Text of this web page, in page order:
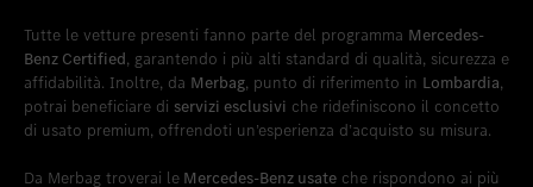
Tutte le vetture presenti fanno parte del programma Mercedes-
Benz Certified, garantendo i più alti standard di qualità, sicurezza e
affidabilità. Inoltre, da Merbag, punto di riferimento in Lombardia,
potrai beneficiare di servizi esclusivi che ridefiniscono il concetto
di usato premium, offrendoti un’esperienza d’acquisto su misura.
Da Merbag troverai le Mercedes-Benz usate che rispondono ai più